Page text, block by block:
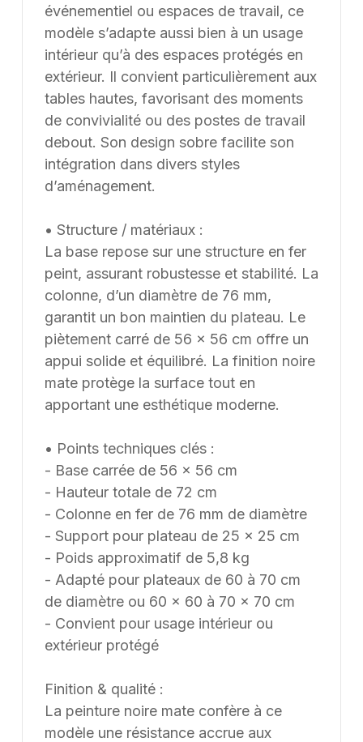
feuille blanche, chaque projet pouvant être conçu et
ajusté selon les contraintes et les usages spécifiques.
événementiel ou espaces de travail, ce
modèle s’adapte aussi bien à un usage
intérieur qu’à des espaces protégés en
extérieur. Il convient particulièrement aux
tables hautes, favorisant des moments
de convivialité ou des postes de travail
debout. Son design sobre facilite son
intégration dans divers styles
d’aménagement.
• Structure / matériaux :
La base repose sur une structure en fer
peint, assurant robustesse et stabilité. La
colonne, d’un diamètre de 76 mm,
garantit un bon maintien du plateau. Le
piètement carré de 56 × 56 cm offre un
appui solide et équilibré. La finition noire
mate protège la surface tout en
apportant une esthétique moderne.
• Points techniques clés :
- Base carrée de 56 × 56 cm
- Hauteur totale de 72 cm
- Colonne en fer de 76 mm de diamètre
- Support pour plateau de 25 × 25 cm
- Poids approximatif de 5,8 kg
- Adapté pour plateaux de 60 à 70 cm
de diamètre ou 60 × 60 à 70 × 70 cm
- Convient pour usage intérieur ou
extérieur protégé
Finition & qualité :
La peinture noire mate confère à ce
modèle une résistance accrue aux